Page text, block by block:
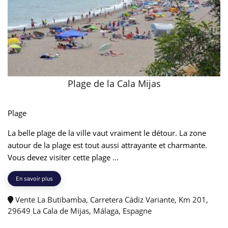
Plage de la Cala Mijas
Plage
La belle plage de la ville vaut vraiment le détour. La zone
autour de la plage est tout aussi attrayante et charmante.
Vous devez visiter cette plage ...
En savoir plus
Vente La Butibamba, Carretera Cádiz Variante, Km 201,
29649 La Cala de Mijas, Málaga, Espagne